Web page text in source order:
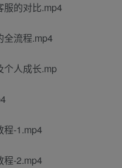
服的对比.mp4
全流程.mp4
个人成长.mp
程-1.mp4
程-2.mp4